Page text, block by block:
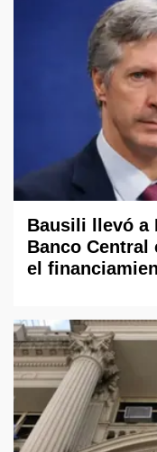
Bausili llevó a
Banco
el